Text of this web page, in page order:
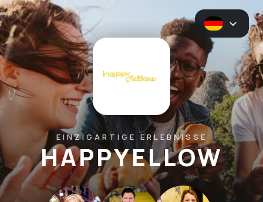
EINZIGARTIGE ERLEBNISSE
HAPPYELLOW